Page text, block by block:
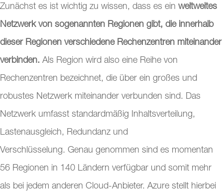
Zunächst es ist wichtig zu wissen, dass es ein weltweites
Netzwerk von sogenannten Regionen gibt, die innerhalb
dieser Regionen verschiedene Rechenzentren miteinander
verbinden. Als Region wird also eine Reihe von
Rechenzentren bezeichnet, die über ein großes und
robustes Netzwerk miteinander verbunden sind. Das
Netzwerk umfasst standardmäßig Inhaltsverteilung,
Lastenausgleich, Redundanz und
Verschlüsselung. Genau genommen sind es momentan
56 Regionen in 140 Ländern verfügbar und somit mehr
als bei jedem anderen Cloud-Anbieter. Azure stellt hierbei